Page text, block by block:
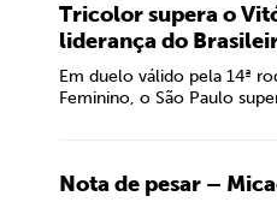
Tricolor supera o
liderança do
Em duelo válido pela 14ª
Feminino, o São Paulo
Nota de pesar –